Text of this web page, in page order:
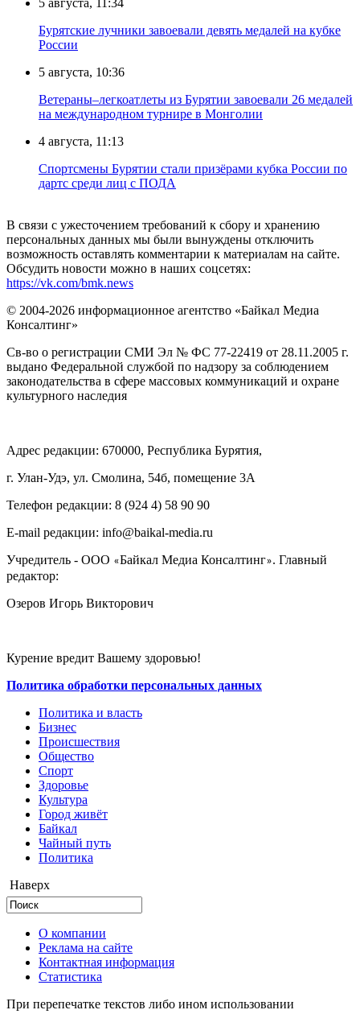
5 августа, 11:34
Бурятские лучники завоевали девять медалей на кубке
России
5 августа, 10:36
Ветераны–легкоатлеты из Бурятии завоевали 26 медалей
на международном турнире в Монголии
4 августа, 11:13
Спортсмены Бурятии стали призёрами кубка России по
дартс среди лиц с ПОДА
В связи с ужесточением требований к сбору и хранению
персональных данных мы были вынуждены отключить
возможность оставлять комментарии к материалам на сайте.
Обсудить новости можно в наших соцсетях:
https://vk.com/bmk.news
© 2004-2026 информационное агентство «Байкал Медиа
Консалтинг»
Св-во о регистрации СМИ Эл № ФС 77-22419 от 28.11.2005 г.
выдано Федеральной службой по надзору за соблюдением
законодательства в сфере массовых коммуникаций и охране
культурного наследия
Адрес редакции: 670000, Республика Бурятия,
г. Улан-Удэ, ул. Смолина, 54б, помещение 3А
Телефон редакции: ‎‎8 (924 4) 58 90 90
E-mail редакции: info@baikal-media.ru
Учредитель - ООО «Байкал Медиа Консалтинг». Главный
редактор:
Озеров Игорь Викторович
Курение вредит Вашему здоровью!
Политика обработки персональных данных
Политика и власть
Бизнес
Происшествия
Общество
Cпорт
Здоровье
Культура
Город живёт
Байкал
Чайный путь
Политика
Наверх
О компании
Реклама на сайте
Контактная информация
Статистика
При перепечатке текстов либо ином использовании